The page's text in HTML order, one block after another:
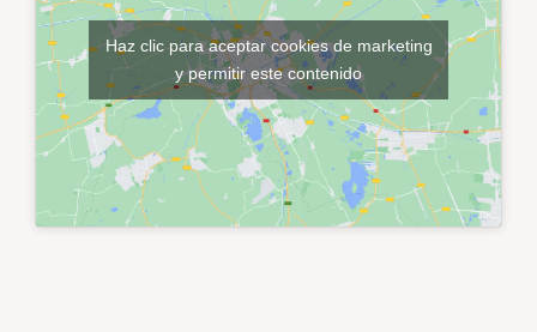
Haz clic para aceptar cookies de marketing
y permitir este contenido